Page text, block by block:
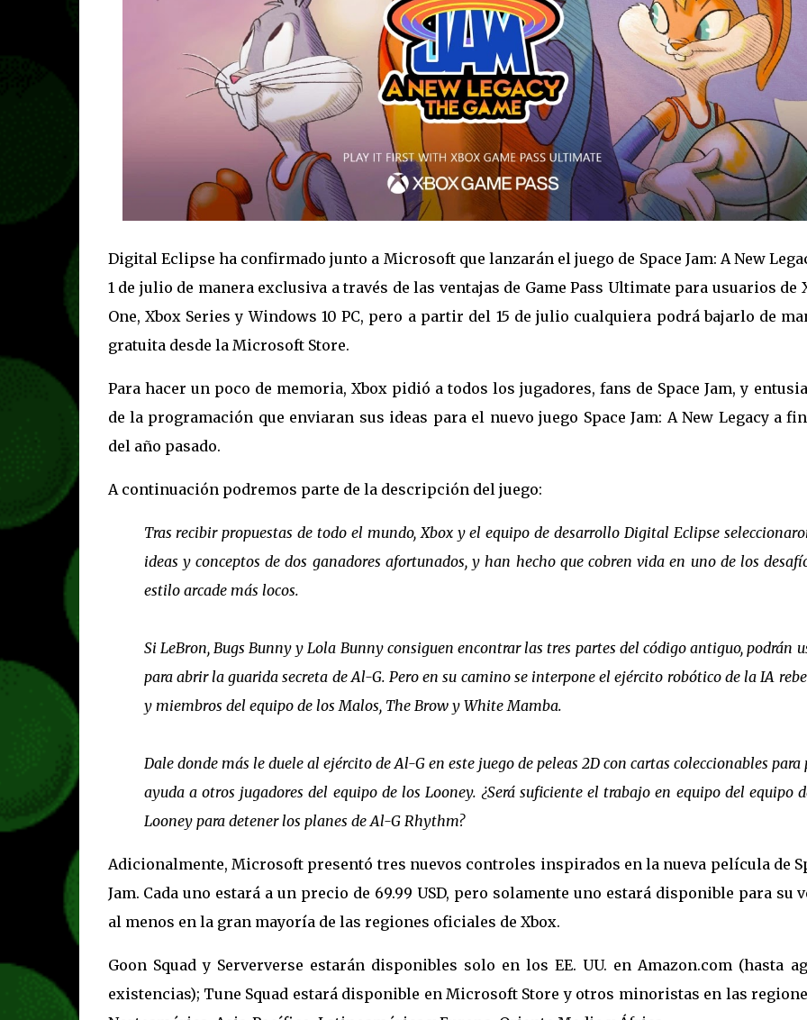
Digital Eclipse ha confirmado junto a Microsoft que lanzarán el juego de Space Jam: A New
1 de julio de manera exclusiva a través de las ventajas de Game Pass Ultimate para usuarios de
One, Xbox Series y Windows 10 PC, pero a partir del 15 de julio cualquiera podrá bajarlo de
gratuita desde la Microsoft Store.
Para hacer un poco de memoria, Xbox pidió a todos los jugadores, fans de Space Jam, y
de la programación que enviaran sus ideas para el nuevo juego Space Jam: A New Legacy a
del año pasado.
A continuación podremos parte de la descripción del juego:
Tras recibir propuestas de todo el mundo, Xbox y el equipo de desarrollo Digital Eclipse
ideas y conceptos de dos ganadores afortunados, y han hecho que cobren vida en uno de los
estilo arcade más locos.
Si LeBron, Bugs Bunny y Lola Bunny consiguen encontrar las tres partes del código antiguo, podrán
para abrir la guarida secreta de Al-G. Pero en su camino se interpone el ejército robótico de la IA
y miembros del equipo de los Malos, The Brow y White Mamba.
Dale donde más le duele al ejército de Al-G en este juego de peleas 2D con cartas coleccionables para
ayuda a otros jugadores del equipo de los Looney. ¿Será suficiente el trabajo en equipo del equipo
Looney para detener los planes de Al-G Rhythm?
Adicionalmente, Microsoft presentó tres nuevos controles inspirados en la nueva película de
Jam. Cada uno estará a un precio de 69.99 USD, pero solamente uno estará disponible para su
al menos en la gran mayoría de las regiones oficiales de Xbox.
Goon Squad y Serververse estarán disponibles solo en los EE. UU. en Amazon.com (hasta
existencias); Tune Squad estará disponible en Microsoft Store y otros minoristas en las